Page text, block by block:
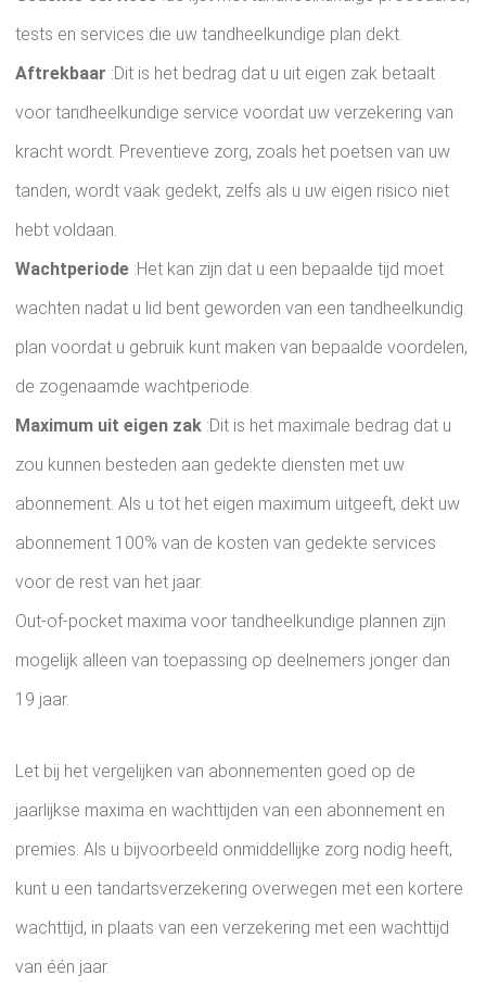
tests en services die uw tandheelkundige plan dekt.
Aftrekbaar :Dit is het bedrag dat u uit eigen zak betaalt
voor tandheelkundige service voordat uw verzekering van
kracht wordt. Preventieve zorg, zoals het poetsen van uw
tanden, wordt vaak gedekt, zelfs als u uw eigen risico niet
hebt voldaan.
Wachtperiode :Het kan zijn dat u een bepaalde tijd moet
wachten nadat u lid bent geworden van een tandheelkundig
plan voordat u gebruik kunt maken van bepaalde voordelen,
de zogenaamde wachtperiode.
Maximum uit eigen zak :Dit is het maximale bedrag dat u
zou kunnen besteden aan gedekte diensten met uw
abonnement. Als u tot het eigen maximum uitgeeft, dekt uw
abonnement 100% van de kosten van gedekte services
voor de rest van het jaar.
Out-of-pocket maxima voor tandheelkundige plannen zijn
mogelijk alleen van toepassing op deelnemers jonger dan
19 jaar.
Let bij het vergelijken van abonnementen goed op de
jaarlijkse maxima en wachttijden van een abonnement en
premies. Als u bijvoorbeeld onmiddellijke zorg nodig heeft,
kunt u een tandartsverzekering overwegen met een kortere
wachttijd, in plaats van een verzekering met een wachttijd
van één jaar.